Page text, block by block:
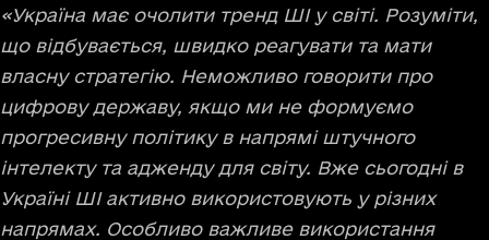
«Україна має очолити тренд ШІ у світі. Розуміти,
що відбувається, швидко реагувати та мати
власну стратегію. Неможливо говорити про
цифрову державу, якщо ми не формуємо
прогресивну політику в напрямі штучного
інтелекту та адженду для світу. Вже сьогодні в
Україні ШІ активно використовують у різних
напрямах. Особливо важливе використання